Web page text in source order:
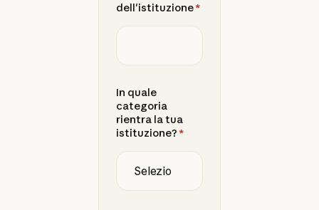
dell'istituzione*
In quale
categoria
rientra la tua
istituzione?*